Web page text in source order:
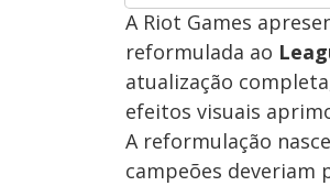
A Riot Games
reformulada ao
atualização
efeitos visuais
A reformulação
campeões deveriam